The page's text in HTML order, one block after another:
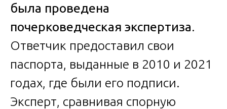
была проведена
почерковедческая экспертиза.
Ответчик предоставил свои
паспорта, выданные в 2010 и 2021
годах, где были его подписи.
Эксперт, сравнивая спорную